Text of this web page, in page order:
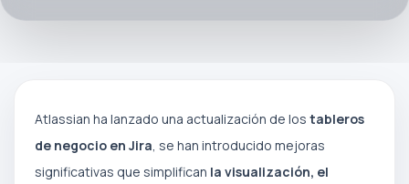
Atlassian ha lanzado una actualización de los tableros
de negocio en Jira, se han introducido mejoras
significativas que simplifican la visualización, el